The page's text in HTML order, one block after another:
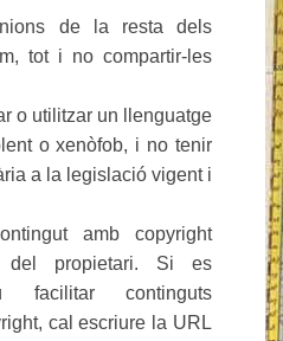
de la resta dels
tot i no compartir-les
o utilitzar un llenguatge
o xenòfob, i no tenir
a la legislació vigent i
amb copyright
del propietari. Si es
facilitar continguts
cal escriure la URL